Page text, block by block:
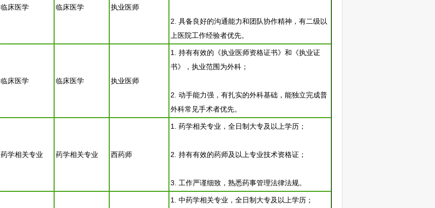
临床医学 临床医学 执业医师
2. 具备良好的沟通能力和团队协作精神，有二级以
上医院工作经验者优先。
临床医学 临床医学 执业医师
1. 持有有效的《执业医师资格证书》和《执业证
书》，执业范围为外科；
2. 动手能力强，有扎实的外科基础，能独立完成普
外科常见手术者优先。
药学相关专业 药学相关专业 西药师
1. 药学相关专业，全日制大专及以上学历；
2. 持有有效的药师及以上专业技术资格证；
3. 工作严谨细致，熟悉药事管理法律法规。
1. 中药学相关专业，全日制大专及以上学历；